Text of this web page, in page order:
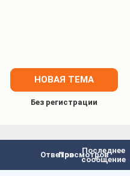
НОВАЯ ТЕМА
ОтветовПросмотров
Последнее
сообщение